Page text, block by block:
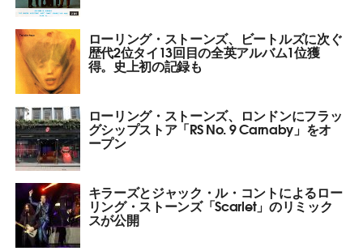
ローリング・ストーンズ、ビートルズに次ぐ
歴代2位タイ13回目の全英アルバム1位獲
得。史上初の記録も
ローリング・ストーンズ、ロンドンにフラッ
グシップストア「RS No. 9 Carnaby」をオ
ープン
キラーズとジャック・ル・コントによるロー
リング・ストーンズ「Scarlet」のリミック
スが公開